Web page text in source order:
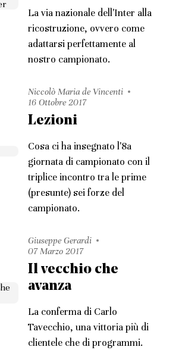
La via nazionale dell'Inter alla
ricostruzione, ovvero come
adattarsi perfettamente al
nostro campionato.
Niccolò Maria de Vincenti
16 Ottobre 2017
Lezioni
Cosa ci ha insegnato l'8a
giornata di campionato con il
triplice incontro tra le prime
(presunte) sei forze del
campionato.
Giuseppe Gerardi
07 Marzo 2017
Il vecchio che
avanza
La conferma di Carlo
Tavecchio, una vittoria più di
clientele che di programmi.